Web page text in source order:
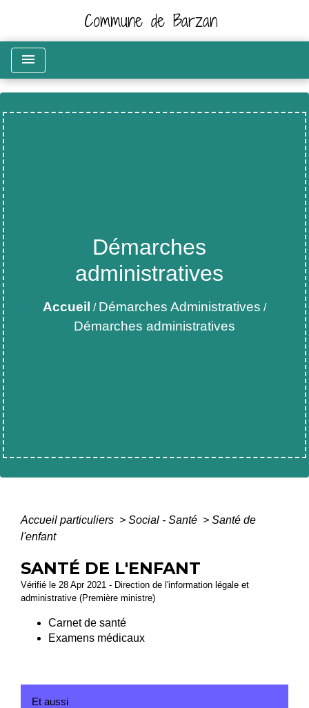
Commune de Barzan
menu
Démarches
administratives
Accueil / Démarches Administratives /
Démarches administratives
Accueil particuliers > Social - Santé > Santé de
l'enfant
SANTÉ DE L'ENFANT
Vérifié le 28 Apr 2021 - Direction de l'information légale et
administrative (Première ministre)
Carnet de santé
Examens médicaux
Et aussi